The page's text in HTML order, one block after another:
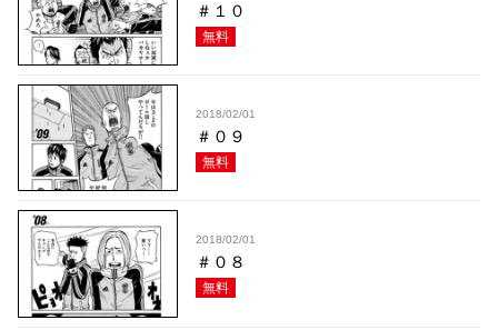
＃１０
無料
2018/02/01
＃０９
無料
2018/02/01
＃０８
無料